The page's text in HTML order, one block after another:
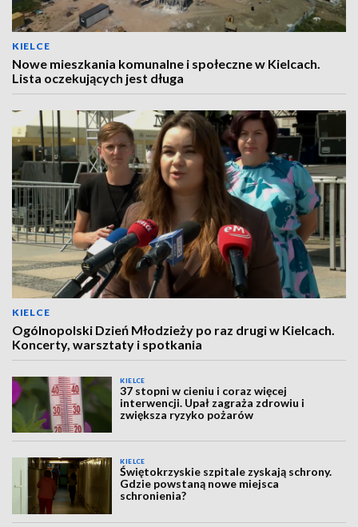
KIELCE
Nowe mieszkania komunalne i społeczne w Kielcach.
Lista oczekujących jest długa
KIELCE
Ogólnopolski Dzień Młodzieży po raz drugi w Kielcach.
Koncerty, warsztaty i spotkania
KIELCE
37 stopni w cieniu i coraz więcej
interwencji. Upał zagraża zdrowiu i
zwiększa ryzyko pożarów
KIELCE
Świętokrzyskie szpitale zyskają schrony.
Gdzie powstaną nowe miejsca
schronienia?